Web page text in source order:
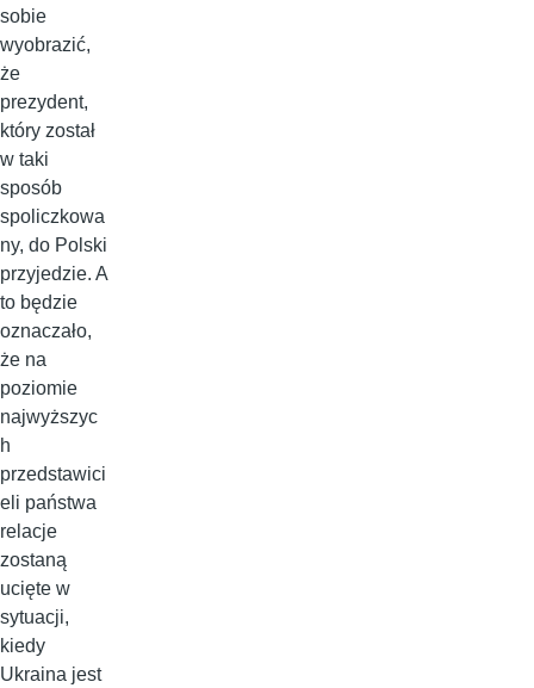
sobie
wyobrazić,
że
prezydent,
który został
w taki
sposób
spoliczkowa
ny, do Polski
przyjedzie. A
to będzie
oznaczało,
że na
poziomie
najwyższyc
h
przedstawici
eli państwa
relacje
zostaną
ucięte w
sytuacji,
kiedy
Ukraina jest